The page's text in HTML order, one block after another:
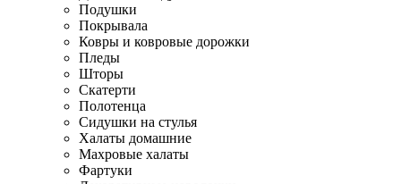
Подушки
Покрывала
Ковры и ковровые дорожки
Пледы
Шторы
Скатерти
Полотенца
Сидушки на стулья
Халаты домашние
Махровые халаты
Фартуки